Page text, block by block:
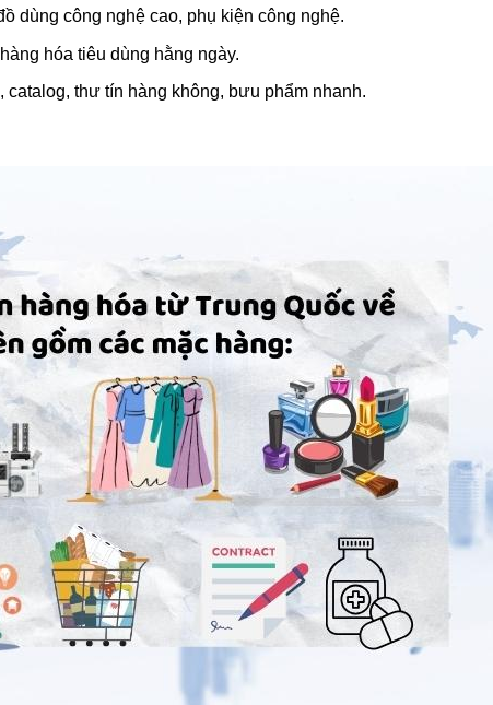
dùng công nghệ cao, phụ kiện công nghệ.
hóa tiêu dùng hằng ngày.
thư tín hàng không, bưu phẩm nhanh.